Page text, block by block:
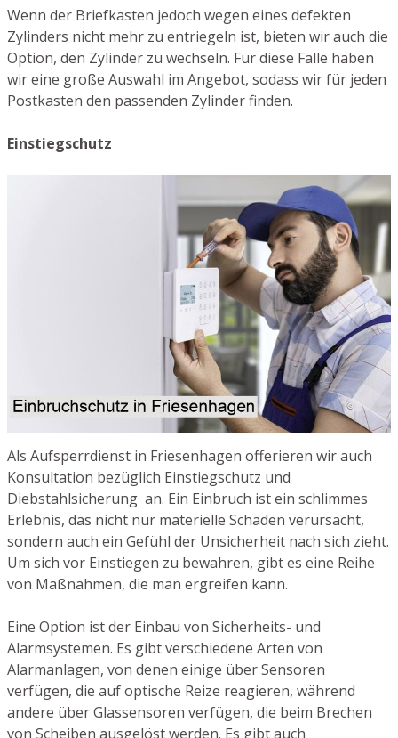
Wenn der Briefkasten jedoch wegen eines defekten
Zylinders nicht mehr zu entriegeln ist, bieten wir auch die
Option, den Zylinder zu wechseln. Für diese Fälle haben
wir eine große Auswahl im Angebot, sodass wir für jeden
Postkasten den passenden Zylinder finden.
Einstiegschutz
Als Aufsperrdienst in Friesenhagen offerieren wir auch
Konsultation bezüglich Einstiegschutz und
Diebstahlsicherung an. Ein Einbruch ist ein schlimmes
Erlebnis, das nicht nur materielle Schäden verursacht,
sondern auch ein Gefühl der Unsicherheit nach sich zieht.
Um sich vor Einstiegen zu bewahren, gibt es eine Reihe
von Maßnahmen, die man ergreifen kann.
Eine Option ist der Einbau von Sicherheits- und
Alarmsystemen. Es gibt verschiedene Arten von
Alarmanlagen, von denen einige über Sensoren
verfügen, die auf optische Reize reagieren, während
andere über Glassensoren verfügen, die beim Brechen
von Scheiben ausgelöst werden. Es gibt auch